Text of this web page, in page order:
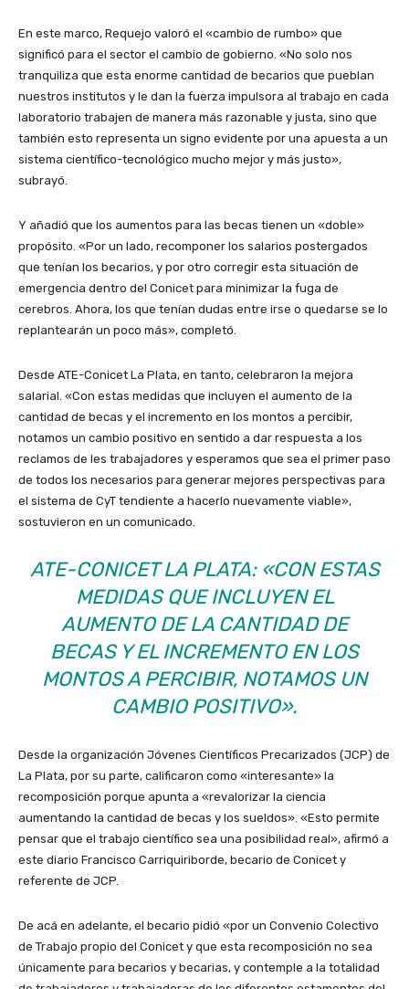
En este marco, Requejo valoró el «cambio de rumbo» que
significó para el sector el cambio de gobierno. «No solo nos
tranquiliza que esta enorme cantidad de becarios que pueblan
nuestros institutos y le dan la fuerza impulsora al trabajo en cada
laboratorio trabajen de manera más razonable y justa, sino que
también esto representa un signo evidente por una apuesta a un
sistema científico-tecnológico mucho mejor y más justo»,
subrayó.
Y añadió que los aumentos para las becas tienen un «doble»
propósito. «Por un lado, recomponer los salarios postergados
que tenían los becarios, y por otro corregir esta situación de
emergencia dentro del Conicet para minimizar la fuga de
cerebros. Ahora, los que tenían dudas entre irse o quedarse se lo
replantearán un poco más», completó.
Desde ATE-Conicet La Plata, en tanto, celebraron la mejora
salarial. «Con estas medidas que incluyen el aumento de la
cantidad de becas y el incremento en los montos a percibir,
notamos un cambio positivo en sentido a dar respuesta a los
reclamos de les trabajadores y esperamos que sea el primer paso
de todos los necesarios para generar mejores perspectivas para
el sistema de CyT tendiente a hacerlo nuevamente viable»,
sostuvieron en un comunicado.
ATE-CONICET LA PLATA: «CON ESTAS
MEDIDAS QUE INCLUYEN EL
AUMENTO DE LA CANTIDAD DE
BECAS Y EL INCREMENTO EN LOS
MONTOS A PERCIBIR, NOTAMOS UN
CAMBIO POSITIVO».
Desde la organización Jóvenes Científicos Precarizados (JCP) de
La Plata, por su parte, calificaron como «interesante» la
recomposición porque apunta a «revalorizar la ciencia
aumentando la cantidad de becas y los sueldos». «Esto permite
pensar que el trabajo científico sea una posibilidad real», afirmó a
este diario Francisco Carriquiriborde, becario de Conicet y
referente de JCP.
De acá en adelante, el becario pidió «por un Convenio Colectivo
de Trabajo propio del Conicet y que esta recomposición no sea
únicamente para becarios y becarias, y contemple a la totalidad